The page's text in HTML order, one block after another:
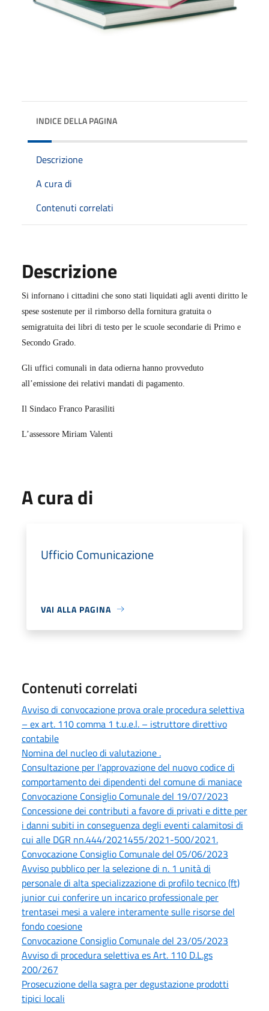
INDICE DELLA PAGINA
Descrizione
A cura di
Contenuti correlati
Descrizione
Si infornano i cittadini che sono stati liquidati agli aventi diritto le
spese sostenute per il rimborso della fornitura gratuita o
semigratuita dei libri di testo per le scuole secondarie di Primo e
Secondo Grado.
Gli uffici comunali in data odierna hanno provveduto
all’emissione dei relativi mandati di pagamento.
Il Sindaco Franco Parasiliti
L’assessore Miriam Valenti
A cura di
Ufficio Comunicazione
VAI ALLA PAGINA
Contenuti correlati
Avviso di convocazione prova orale procedura selettiva
– ex art. 110 comma 1 t.u.e.l. – istruttore direttivo
contabile
Nomina del nucleo di valutazione .
Consultazione per l'approvazione del nuovo codice di
comportamento dei dipendenti del comune di maniace
Convocazione Consiglio Comunale del 19/07/2023
Concessione dei contributi a favore di privati e ditte per
i danni subiti in conseguenza degli eventi calamitosi di
cui alle DGR nn.444/2021455/2021-500/2021.
Convocazione Consiglio Comunale del 05/06/2023
Avviso pubblico per la selezione di n. 1 unità di
personale di alta specializzazione di profilo tecnico (ft)
junior cui conferire un incarico professionale per
trentasei mesi a valere interamente sulle risorse del
fondo coesione
Convocazione Consiglio Comunale del 23/05/2023
Avviso di procedura selettiva es Art. 110 D.L.gs
200/267
Prosecuzione della sagra per degustazione prodotti
tipici locali